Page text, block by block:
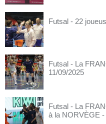
Futsal - 22
Futsal - La
11/09/2025
Futsal - La
à la NORVÈGE -